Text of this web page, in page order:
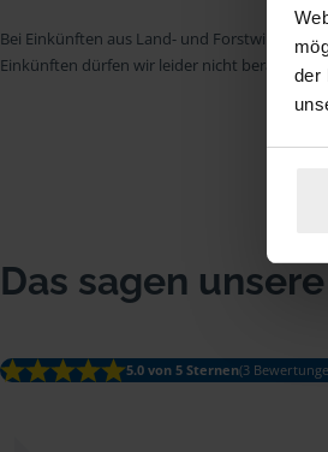
der
Bei Einkünften aus Land- und
Einkünften dürfen wir leider nicht beraten.
Das sagen
5.0 von 5 Sternen(3